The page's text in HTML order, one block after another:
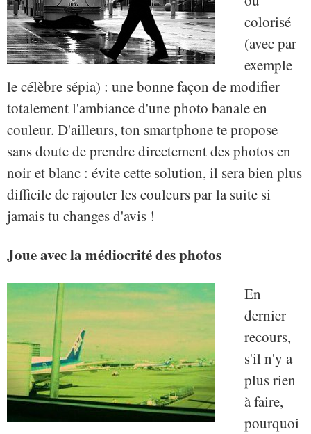
colorisé
(avec par
exemple
le célèbre sépia) : une bonne façon de modifier
totalement l'ambiance d'une photo banale en
couleur. D'ailleurs, ton smartphone te propose
sans doute de prendre directement des photos en
noir et blanc : évite cette solution, il sera bien plus
difficile de rajouter les couleurs par la suite si
jamais tu changes d'avis !
Joue avec la médiocrité des photos
En
dernier
recours,
s'il n'y a
plus rien
à faire,
pourquoi